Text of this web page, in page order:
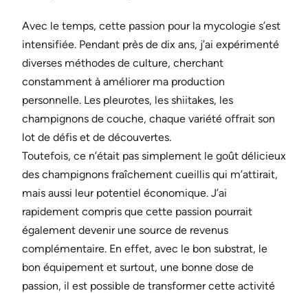
Avec le temps, cette passion pour la mycologie s’est
intensifiée. Pendant près de dix ans, j’ai expérimenté
diverses méthodes de culture, cherchant
constamment à améliorer ma production
personnelle. Les pleurotes, les shiitakes, les
champignons de couche, chaque variété offrait son
lot de défis et de découvertes.
Toutefois, ce n’était pas simplement le goût délicieux
des champignons fraîchement cueillis qui m’attirait,
mais aussi leur potentiel économique. J’ai
rapidement compris que cette passion pourrait
également devenir une source de revenus
complémentaire. En effet, avec le bon substrat, le
bon équipement et surtout, une bonne dose de
passion, il est possible de transformer cette activité